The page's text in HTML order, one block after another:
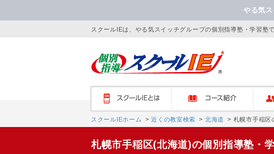
やる気
スクールIEは、やる気スイッチグループの個別指導塾・学習塾で
スクールIEとは コース紹介 IE
スクールIEホーム>近くの教室検索>北海道> 札幌市手稲区
札幌市手稲区(北海道)の個別指導塾・